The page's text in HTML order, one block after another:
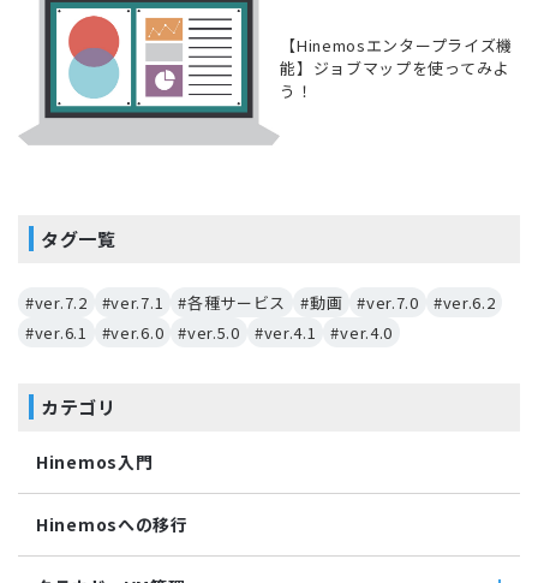
【Hinemosエンタープライズ機
能】ジョブマップを使ってみよ
う！
タグ一覧
#ver.7.2 #ver.7.1 #各種サービス #動画 #ver.7.0
#ver.6.2
#ver.6.1
#ver.6.0 #ver.5.0 #ver.4.1 #ver.4.0
カテゴリ
Hinemos入門
Hinemosへの移行